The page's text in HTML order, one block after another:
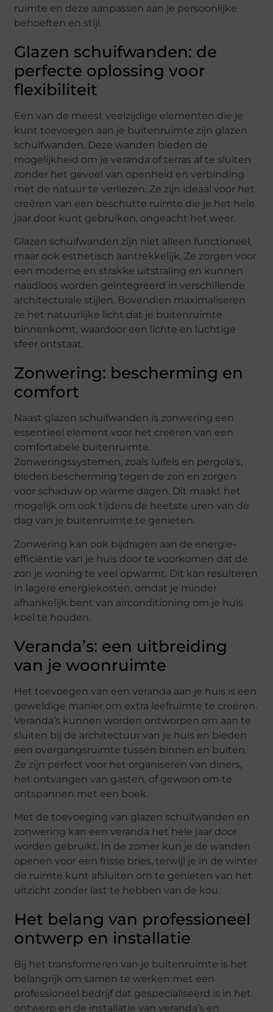
ruimte en deze aanpassen aan je persoonlijke
behoeften en stijl.
Glazen schuifwanden: de
perfecte oplossing voor
flexibiliteit
Een van de meest veelzijdige elementen die je
kunt toevoegen aan je buitenruimte zijn glazen
schuifwanden. Deze wanden bieden de
mogelijkheid om je veranda of terras af te sluiten
zonder het gevoel van openheid en verbinding
met de natuur te verliezen. Ze zijn ideaal voor het
creëren van een beschutte ruimte die je het hele
jaar door kunt gebruiken, ongeacht het weer.
Glazen schuifwanden zijn niet alleen functioneel,
maar ook esthetisch aantrekkelijk. Ze zorgen voor
een moderne en strakke uitstraling en kunnen
naadloos worden geïntegreerd in verschillende
architecturale stijlen. Bovendien maximaliseren
ze het natuurlijke licht dat je buitenruimte
binnenkomt, waardoor een lichte en luchtige
sfeer ontstaat.
Zonwering: bescherming en
comfort
Naast glazen schuifwanden is zonwering een
essentieel element voor het creëren van een
comfortabele buitenruimte.
Zonweringssystemen, zoals luifels en pergola’s,
bieden bescherming tegen de zon en zorgen
voor schaduw op warme dagen. Dit maakt het
mogelijk om ook tijdens de heetste uren van de
dag van je buitenruimte te genieten.
Zonwering kan ook bijdragen aan de energie-
efficiëntie van je huis door te voorkomen dat de
zon je woning te veel opwarmt. Dit kan resulteren
in lagere energiekosten, omdat je minder
afhankelijk bent van airconditioning om je huis
koel te houden.
Veranda’s: een uitbreiding
van je woonruimte
Het toevoegen van een veranda aan je huis is een
geweldige manier om extra leefruimte te creëren.
Veranda’s kunnen worden ontworpen om aan te
sluiten bij de architectuur van je huis en bieden
een overgangsruimte tussen binnen en buiten.
Ze zijn perfect voor het organiseren van diners,
het ontvangen van gasten, of gewoon om te
ontspannen met een boek.
Met de toevoeging van glazen schuifwanden en
zonwering kan een veranda het hele jaar door
worden gebruikt. In de zomer kun je de wanden
openen voor een frisse bries, terwijl je in de winter
de ruimte kunt afsluiten om te genieten van het
uitzicht zonder last te hebben van de kou.
Het belang van professioneel
ontwerp en installatie
Bij het transformeren van je buitenruimte is het
belangrijk om samen te werken met een
professioneel bedrijf dat gespecialiseerd is in het
ontwerp en de installatie van veranda’s en